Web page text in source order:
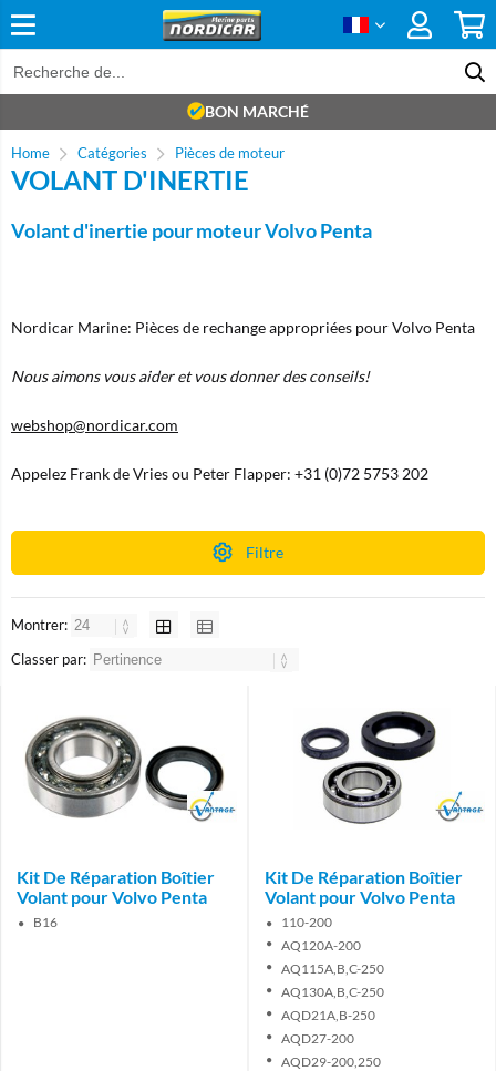
BON MARCHÉ
Home Catégories Pièces de moteur
VOLANT D'INERTIE
Volant d'inertie pour moteur Volvo Penta
Nordicar Marine: Pièces de rechange appropriées pour Volvo Penta
Nous aimons vous aider et vous donner des conseils!
webshop@nordicar.com
Appelez Frank de Vries ou Peter Flapper: +31 (0)72 5753 202
Filtre
Montrer:
Classer par:
Brand
Kit De Réparation Boîtier
Volant pour Volvo Penta
B16
Brand
Kit De Réparation Boîtier
Volant pour Volvo Penta
110-200
AQ120A-200
AQ115A,B,C-250
AQ130A,B,C-250
AQD21A,B-250
AQD27-200
AQD29-200,250